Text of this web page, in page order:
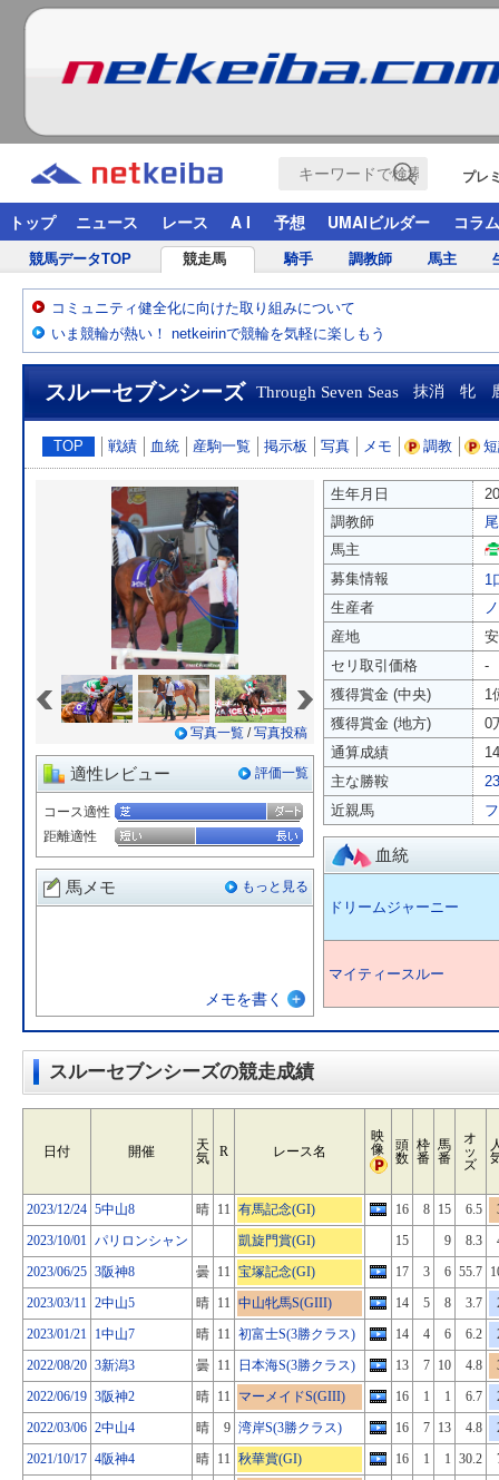
プレ
トップ ニュース レース A I 予想 UMAIビルダー コラム
競馬データTOP 競走馬 騎手 調教師 馬主
コミュニティ健全化に向けた取り組みについて
いま競輪が熱い！ netkeirinで競輪を気軽に楽しもう
スルーセブンシーズ Through Seven Seas 抹消 牝
TOP 戦績 血統 産駒一覧 掲示板 写真 メモ 調教
写真一覧 /写真投稿
適性レビュー 評価一覧
コース適性
距離適性
馬メモ もっと見る
メモを書く
生年月日
調教師
馬主
募集情報
1
生産者
産地
セリ取引価格
-
獲得賞金 (中央)
1
獲得賞金 (地方)
0
通算成績
主な勝鞍
近親馬
血統
ドリームジャーニー
マイティースルー
スルーセブンシーズの競走成績
日付 開催
天
気
R レース名
映
像
頭
数
枠
番
馬
番
オ
ッ
ズ
2023/12/24 5中山8 晴 11 有馬記念(GI) 16 8 15 6.5
2023/10/01 パリロンシャン 凱旋門賞(GI) 15 9 8.3
2023/06/25 3阪神8 曇 11 宝塚記念(GI) 17 3 6 55.7
2023/03/11 2中山5 晴 11 中山牝馬S(GIII) 14 5 8 3.7
2023/01/21 1中山7 晴 11 初富士S(3勝クラス) 14 4 6 6.2
2022/08/20 3新潟3 曇 11 日本海S(3勝クラス) 13 7 10 4.8
2022/06/19 3阪神2 晴 11 マーメイドS(GIII) 16 1 1 6.7
2022/03/06 2中山4 晴 9 湾岸S(3勝クラス) 16 7 13 4.8
2021/10/17 4阪神4 晴 11 秋華賞(GI) 16 1 1 30.2